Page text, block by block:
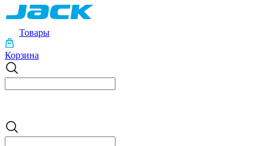
Товары
Корзина